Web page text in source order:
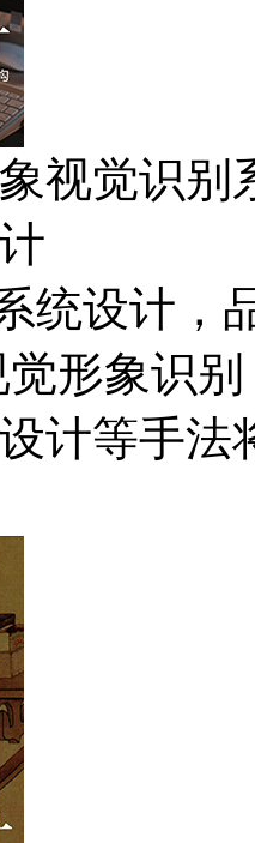
视觉识别
统设计，
形象识
计等手法